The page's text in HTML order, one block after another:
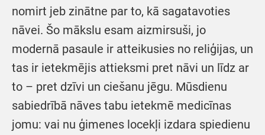
nomirt jeb zinātne par to, kā sagatavoties
nāvei. Šo mākslu esam aizmirsuši, jo
modernā pasaule ir atteikusies no reliģijas, un
tas ir ietekmējis attieksmi pret nāvi un līdz ar
to – pret dzīvi un ciešanu jēgu. Mūsdienu
sabiedrībā nāves tabu ietekmē medicīnas
jomu: vai nu ģimenes locekļi izdara spiedienu